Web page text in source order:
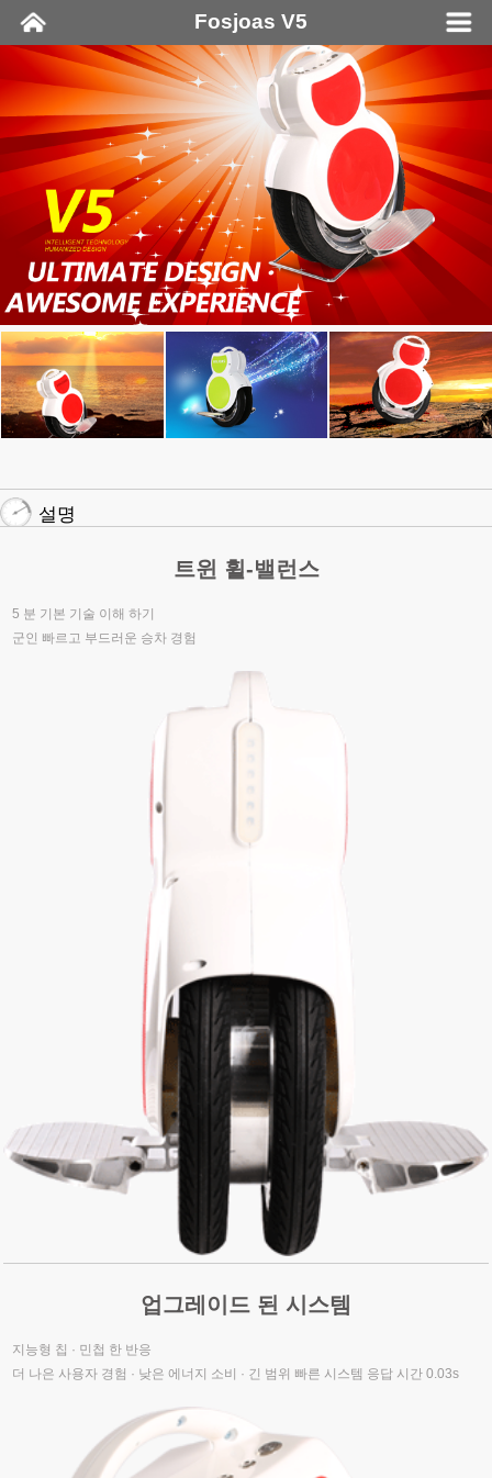
Fosjoas V5
설명
트윈 휠-밸런스
5 분 기본 기술 이해 하기
군인 빠르고 부드러운 승차 경험
업그레이드 된 시스템
지능형 칩 · 민첩 한 반응
더 나은 사용자 경험 · 낮은 에너지 소비 · 긴 범위 빠른 시스템 응답 시간 0.03s